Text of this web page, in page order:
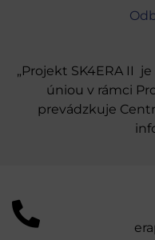
„Projekt SK4ERA II
úniou v rámci
prevádzkuje